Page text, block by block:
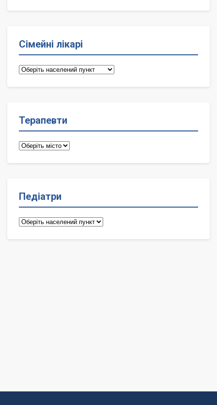
Сімейні лікарі
Сімейні
Терапевти
Терапевти
Педіатри
Педіатри